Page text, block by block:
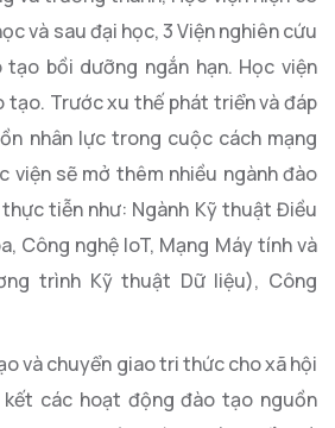
và sau đại học, 3 Viện nghiên cứu
bồi dưỡng ngắn hạn. Học viện
tạo. Trước xu thế phát triển và đáp
nhân lực trong cuộc cách mạng
viện sẽ mở thêm nhiều ngành đào
tiễn như: Ngành Kỹ thuật Điều
Công nghệ IoT, Mạng Máy tính và
trình Kỹ thuật Dữ liệu), Công
và chuyển giao tri thức cho xã hội
các hoạt động đào tạo nguồn